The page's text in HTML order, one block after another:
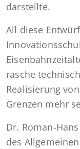
darstellte.
All diese
rasche
Realisierung
Grenzen mehr
Dr. Roman-
des